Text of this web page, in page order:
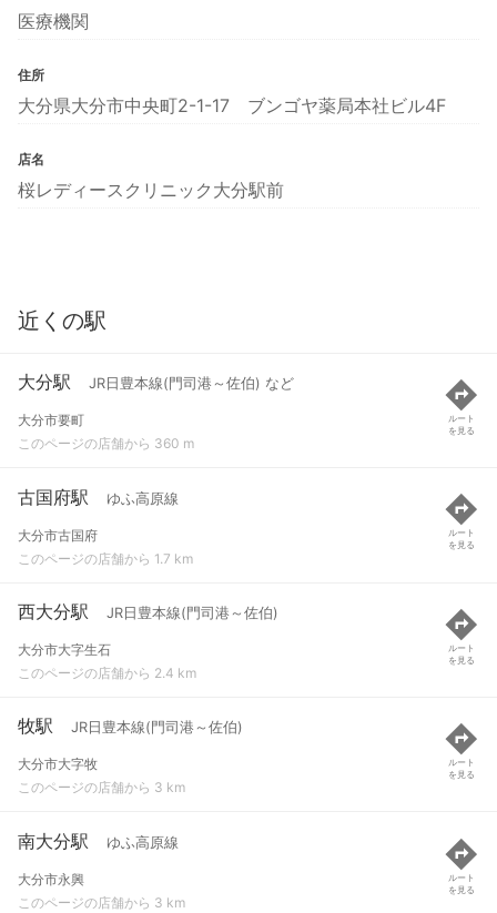
医療機関
住所
大分県大分市中央町2-1-17 ブンゴヤ薬局本社ビル4F
店名
桜レディースクリニック大分駅前
近くの駅
大分駅 JR日豊本線(門司港～佐伯) など
大分市要町
このページの店舗から 360 m
ルート
を見る
古国府駅 ゆふ高原線
大分市古国府
このページの店舗から 1.7 km
ルート
を見る
西大分駅 JR日豊本線(門司港～佐伯)
大分市大字生石
このページの店舗から 2.4 km
ルート
を見る
牧駅 JR日豊本線(門司港～佐伯)
大分市大字牧
このページの店舗から 3 km
ルート
を見る
南大分駅 ゆふ高原線
大分市永興
このページの店舗から 3 km
ルート
を見る